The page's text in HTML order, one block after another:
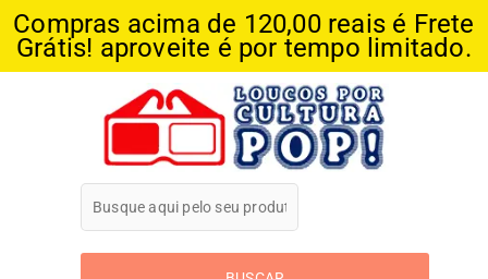
Compras acima de 120,00 reais é Frete
Grátis! aproveite é por tempo limitado.
Loucos Por
Cultura Pop